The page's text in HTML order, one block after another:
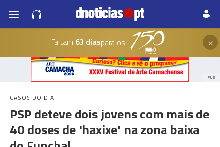
Faltam 63 diaspara os ×
PUB
CASOS DO DIA
PSP deteve dois jovens com mais de
40 doses de 'haxixe' na zona baixa